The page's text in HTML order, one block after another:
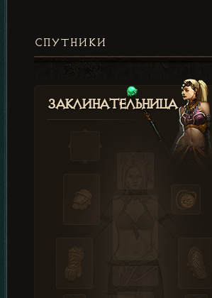
СПУТНИКИ
Заклинательница